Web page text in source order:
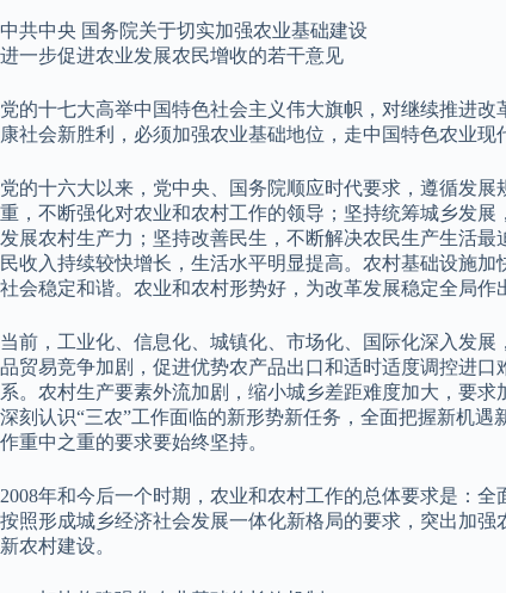
中共中央 国务院关于切实加强农业基础建设
进一步促进农业发展农民增收的若干意见
党的十七大高举中国特色社会主义伟大旗帜，对继续推进
康社会新胜利，必须加强农业基础地位，走中国特色农业
党的十六大以来，党中央、国务院顺应时代要求，遵循发
重，不断强化对农业和农村工作的领导；坚持统筹城乡发
发展农村生产力；坚持改善民生，不断解决农民生产生活
民收入持续较快增长，生活水平明显提高。农村基础设施
社会稳定和谐。农业和农村形势好，为改革发展稳定全局作
当前，工业化、信息化、城镇化、市场化、国际化深入发
品贸易竞争加剧，促进优势农产品出口和适时适度调控进
系。农村生产要素外流加剧，缩小城乡差距难度加大，要
深刻认识“三农”工作面临的新形势新任务，全面把握新机
作重中之重的要求要始终坚持。
2008年和今后一个时期，农业和农村工作的总体要求是：
按照形成城乡经济社会发展一体化新格局的要求，突出加
新农村建设。